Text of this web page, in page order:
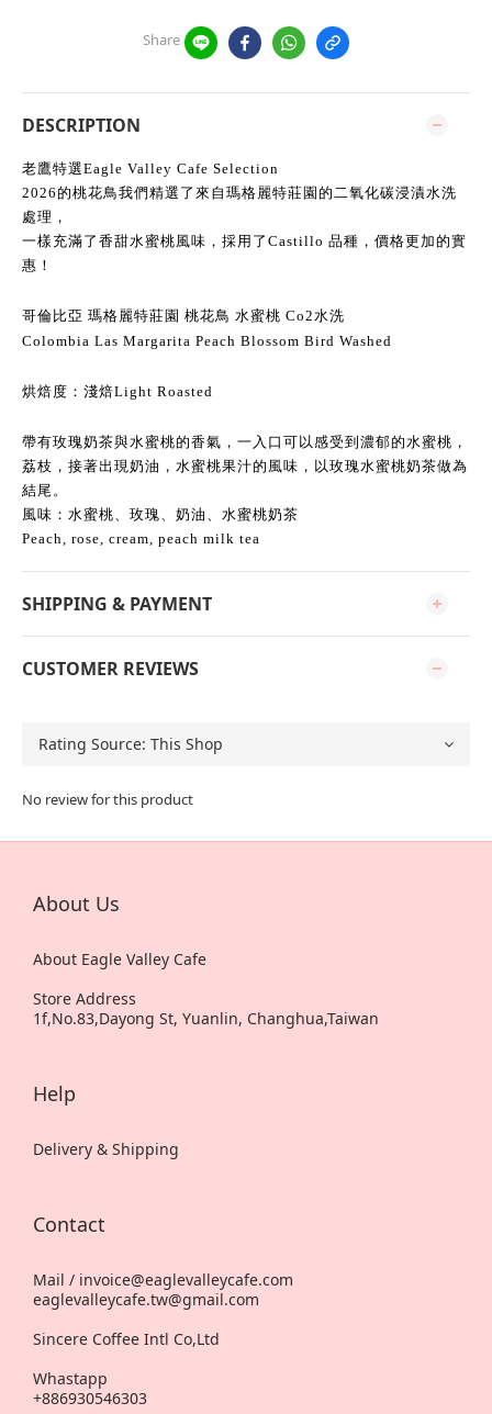
Share
DESCRIPTION
老鷹特選Eagle Valley Cafe Selection
2026的桃花鳥我們精選了來自瑪格麗特莊園的二氧化碳浸漬水洗
處理，
一樣充滿了香甜水蜜桃風味，採用了Castillo 品種，價格更加的實
惠！
哥倫比亞 瑪格麗特莊園 桃花鳥 水蜜桃 Co2水洗
Colombia Las Margarita Peach Blossom Bird Washed
烘焙度：淺焙Light Roasted
帶有玫瑰奶茶與水蜜桃的香氣，一入口可以感受到濃郁的水蜜桃，
荔枝，接著出現奶油，水蜜桃果汁的風味，以玫瑰水蜜桃奶茶做為
結尾。
風味：水蜜桃、玫瑰、奶油、水蜜桃奶茶
Peach, rose, cream, peach milk tea
SHIPPING & PAYMENT
CUSTOMER REVIEWS
No review for this product
About Us
About Eagle Valley Cafe
Store Address
1f,No.83,Dayong St, Yuanlin, Changhua,Taiwan
Help
Delivery & Shipping
Contact
Mail / invoice@eaglevalleycafe.com
eaglevalleycafe.tw@gmail.com
Sincere Coffee Intl Co,Ltd
Whastapp
+886930546303